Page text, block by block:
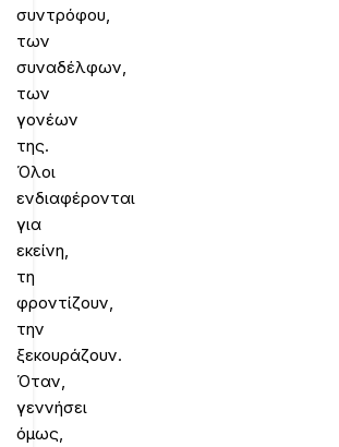
συντρόφου,
των
συναδέλφων,
των
γονέων
της.
Όλοι
ενδιαφέρονται
για
εκείνη,
τη
φροντίζουν,
την
ξεκουράζουν.
Όταν,
γεννήσει
όμως,